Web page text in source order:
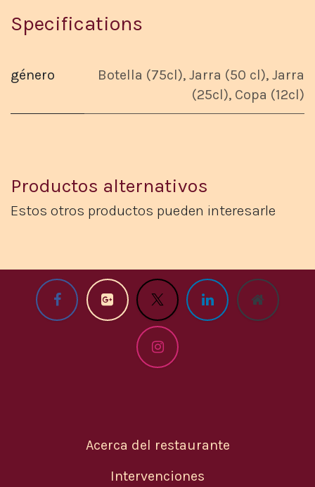
Specifications
género Botella (75cl), Jarra (50 cl), Jarra
(25cl), Copa (12cl)
Productos alternativos
Estos otros productos pueden interesarle​
Acerca del restaurante
Intervenciones